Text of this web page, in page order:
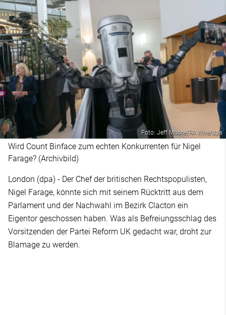
Foto: Jeff Moore/PA Wire/dpa
Wird Count Binface zum echten Konkurrenten für Nigel
Farage? (Archivbild)
London (dpa) - Der Chef der britischen Rechtspopulisten,
Nigel Farage, könnte sich mit seinem Rücktritt aus dem
Parlament und der Nachwahl im Bezirk Clacton ein
Eigentor geschossen haben. Was als Befreiungsschlag des
Vorsitzenden der Partei Reform UK gedacht war, droht zur
Blamage zu werden.